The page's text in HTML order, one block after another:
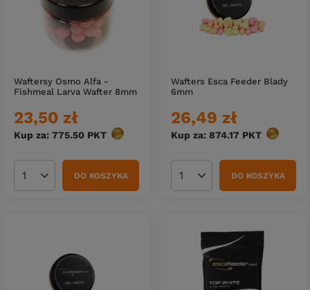
Waftersy Osmo Alfa -
Fishmeal Larva Wafter 8mm
23,50 zł
Kup za: 775.50 PKT punktów
Ilość produktówDO KOSZYKA
Wafters Esca Feeder Blady
6mm
26,49 zł
Kup za: 874.17 PKT punktów
Ilość produktówDO KOSZYKA